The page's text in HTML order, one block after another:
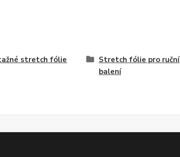
stretch fólie
Stretch fólie pro ruční
balení